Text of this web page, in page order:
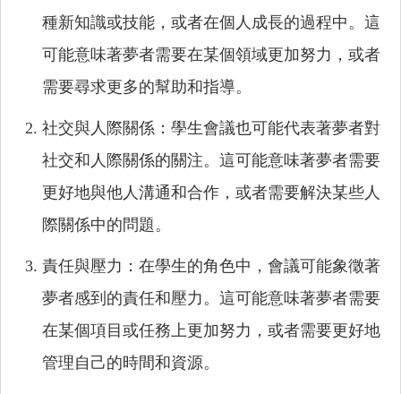
種新知識或技能，或者在個人成長的過程中。這
可能意味著夢者需要在某個領域更加努力，或者
需要尋求更多的幫助和指導。
社交與人際關係：學生會議也可能代表著夢者對
社交和人際關係的關注。這可能意味著夢者需要
更好地與他人溝通和合作，或者需要解決某些人
際關係中的問題。
責任與壓力：在學生的角色中，會議可能象徵著
夢者感到的責任和壓力。這可能意味著夢者需要
在某個項目或任務上更加努力，或者需要更好地
管理自己的時間和資源。